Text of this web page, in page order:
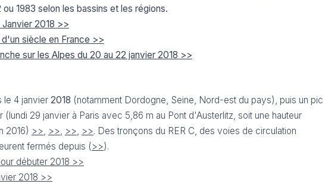
1983 selon les bassins et les régions.
2018 >>
siècle en France >>
sur les Alpes du 20 au 22 janvier 2018 >>
le 4 janvier 2018 (notamment Dordogne, Seine, Nord-est du pays), puis un pic
29 janvier à Paris avec 5,86 m au Pont d'Austerlitz, soit une hauteur
2016) >>, >>, >>, >>. Des tronçons du RER C, des voies de circulation
fermés depuis (>>).
débuter 2018 >>
2018 >>